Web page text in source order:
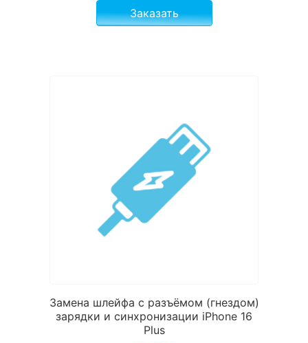
Заказать
Замена шлейфа с разъёмом (гнездом)
зарядки и синхронизации iPhone 16
Plus